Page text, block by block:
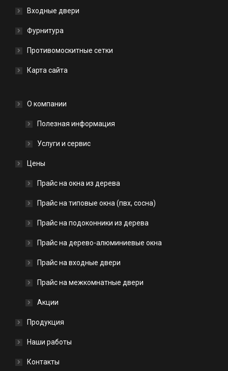
Входные двери
Фурнитура
Противомоскитные сетки
Карта сайта
О компании
Полезная информация
Услуги и сервис
Цены
Прайс на окна из дерева
Прайс на типовые окна (пвх, сосна)
Прайс на подоконники из дерева
Прайс на дерево-алюминиевые окна
Прайс на входные двери
Прайс на межкомнатные двери
Акции
Продукция
Наши работы
Контакты